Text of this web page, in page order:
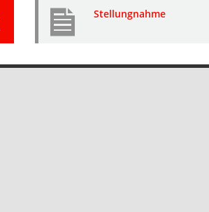
Stellungnahme